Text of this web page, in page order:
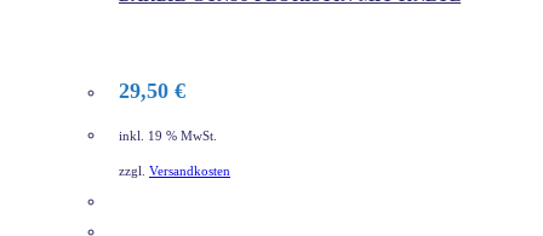
29,50 €
inkl. 19 % MwSt.
zzgl. Versandkosten